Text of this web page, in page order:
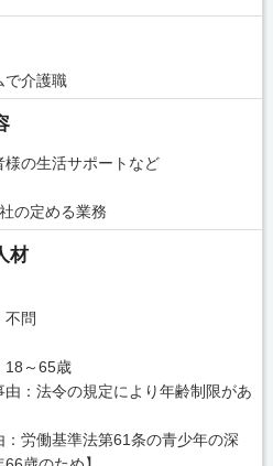
で介護職
様の生活サポートなど
の定める業務
材
不問
18～65歳
由：法令の規定により年齢制限があ
：労働基準法第61条の青少年の深